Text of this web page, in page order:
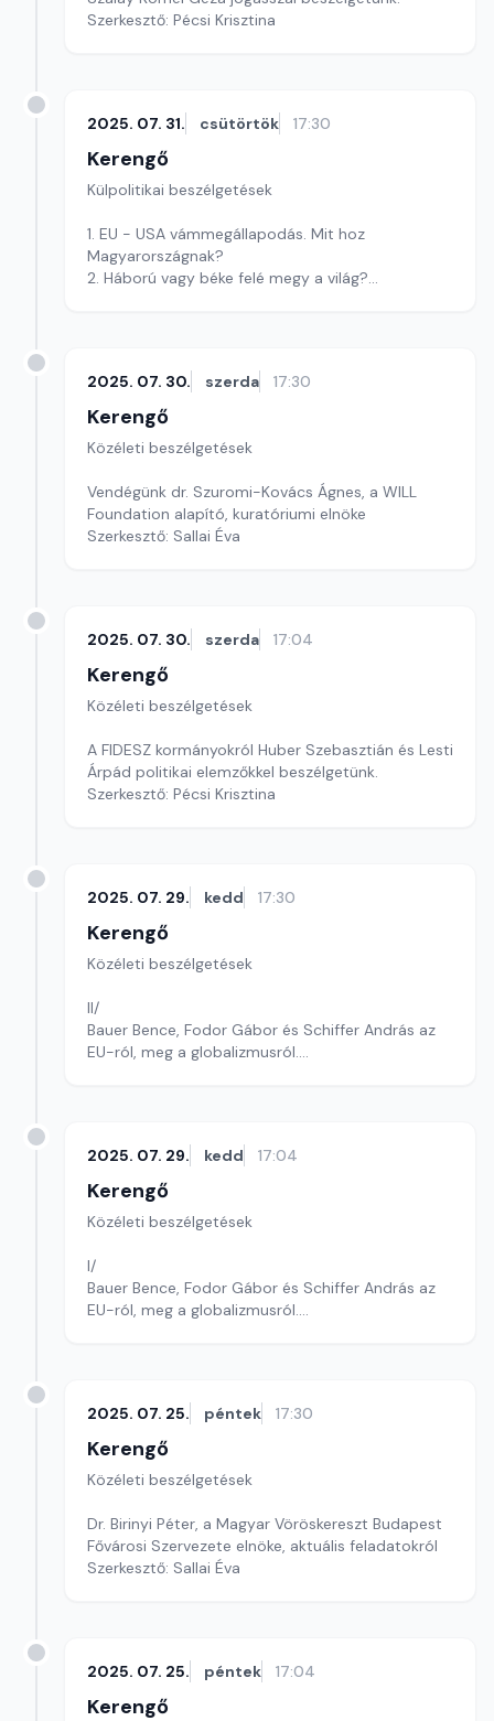
Szerkesztő: Pécsi Krisztina
2025. 07. 31. csütörtök 17:30
Kerengő
Külpolitikai beszélgetések
1. EU - USA vámmegállapodás. Mit hoz
Magyarországnak?
2. Háború vagy béke felé megy a világ?
2025. 07. 30. szerda 17:30
Kerengő
Közéleti beszélgetések
Vendégünk dr. Szuromi-Kovács Ágnes, a WILL
Foundation alapító, kuratóriumi elnöke
Szerkesztő: Sallai Éva
2025. 07. 30. szerda 17:04
Kerengő
Közéleti beszélgetések
A FIDESZ kormányokról Huber Szebasztián és Lesti
Árpád politikai elemzőkkel beszélgetünk.
Szerkesztő: Pécsi Krisztina
2025. 07. 29. kedd 17:30
Kerengő
Közéleti beszélgetések
II/
Bauer Bence, Fodor Gábor és Schiffer András az
EU-ról, meg a globalizmusról.
2025. 07. 29. kedd 17:04
Kerengő
Közéleti beszélgetések
I/
Bauer Bence, Fodor Gábor és Schiffer András az
EU-ról, meg a globalizmusról.
2025. 07. 25. péntek 17:30
Kerengő
Közéleti beszélgetések
Dr. Birinyi Péter, a Magyar Vöröskereszt Budapest
Fővárosi Szervezete elnöke, aktuális feladatokról
Szerkesztő: Sallai Éva
2025. 07. 25. péntek 17:04
Kerengő